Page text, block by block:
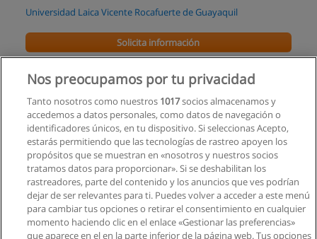
Universidad Laica Vicente Rocafuerte de Guayaquil
Solicita información
Maestría en Economía
Solicita información
MAESTRIA EJECUTIVA EN ADMINISTRACION
DE EMPRESAS
Escuela de Postgrado en Administración de Empresas
Solicita información
Nos preocupamos por tu privacidad
Tanto nosotros como nuestros 1017socios almacenamos y
accedemos a datos personales, como datos de navegación o
identificadores únicos, en tu dispositivo. Si seleccionas Acepto,
estarás permitiendo que las tecnologías de rastreo apoyen los
propósitos que se muestran en «nosotros y nuestros socios
tratamos datos para proporcionar». Si se deshabilitan los
rastreadores, parte del contenido y los anuncios que ves podrían
dejar de ser relevantes para ti. Puedes volver a acceder a este menú
para cambiar tus opciones o retirar el consentimiento en cualquier
momento haciendo clic en el enlace «Gestionar las preferencias»
que aparece en el en la parte inferior de la página web. Tus opciones